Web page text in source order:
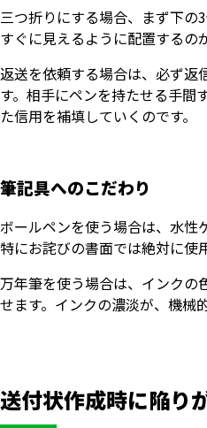
三つ折りにする場合、まず下の
すぐに見えるように配置するの
返送を依頼する場合は、必ず返
す。相手にペンを持たせる手間
た信用を補填していくのです。
筆記具へのこだわり
ボールペンを使う場合は、水性
特にお詫びの書面では絶対に使
万年筆を使う場合は、インクの
せます。インクの濃淡が、機械
送付状作成時に陥り